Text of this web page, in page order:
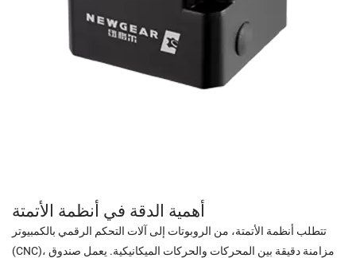
أهمية الدقة في أنظمة الأتمتة
تتطلب أنظمة الأتمتة، من الروبوتات إلى آلات التحكم الرقمي بالكمبيوتر
(CNC)، مزامنة دقيقة بين المحركات والحركات الميكانيكية. يعمل صندوق